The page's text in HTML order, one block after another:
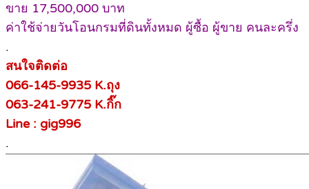
ขาย 17,500,000 บาท
ค่าใช้จ่ายวันโอนกรมที่ดินทั้งหมด ผู้ซื้อ ผู้ขาย คนละครึ่ง
.
สนใจติดต่อ
066-145-9935 K.ถุง
063-241-9775 K.กิ๊ก
Line : gig996
.